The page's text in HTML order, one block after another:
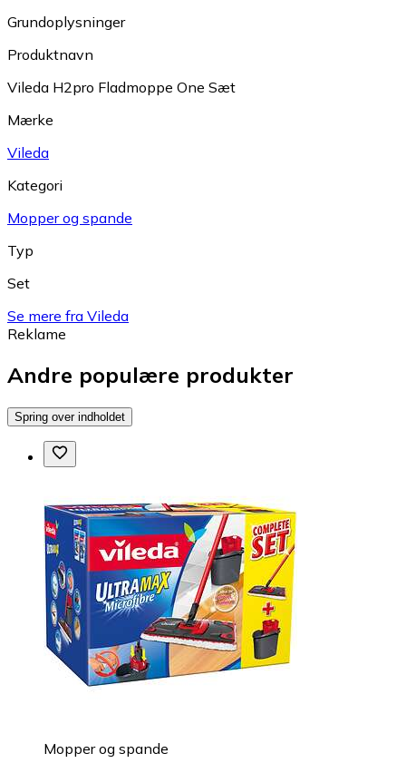
Grundoplysninger
Produktnavn
Vileda H2pro Fladmoppe One Sæt
Mærke
Vileda
Kategori
Mopper og spande
Typ
Set
Se mere fra Vileda
Reklame
Andre populære produkter
Spring over indholdet
Mopper og spande